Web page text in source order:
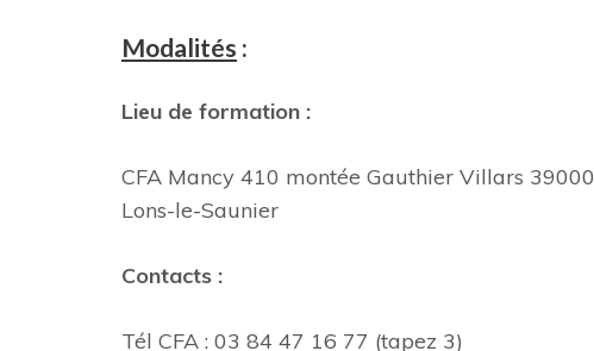
Modalités :
Lieu de formation :
CFA Mancy 410 montée Gauthier Villars 39000
Lons-le-Saunier
Contacts :
Tél CFA : 03 84 47 16 77 (tapez 3)